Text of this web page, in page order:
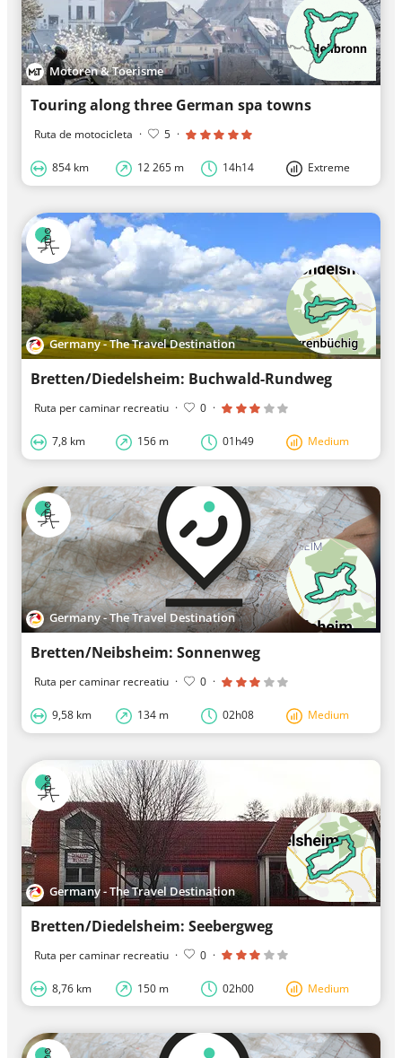
Motoren & Toerisme
Touring along three German spa towns
Ruta de motocicleta · 5 ·
854 km 12 265 m 14h14 Extreme
Germany - The Travel Destination
Bretten/Diedelsheim: Buchwald-Rundweg
Ruta per caminar recreatiu · 0 ·
7,8 km 156 m 01h49 Medium
Germany - The Travel Destination
Bretten/Neibsheim: Sonnenweg
Ruta per caminar recreatiu · 0 ·
9,58 km 134 m 02h08 Medium
Germany - The Travel Destination
Bretten/Diedelsheim: Seebergweg
Ruta per caminar recreatiu · 0 ·
8,76 km 150 m 02h00 Medium